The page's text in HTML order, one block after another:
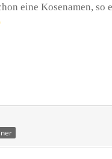
eine Kosenamen, so